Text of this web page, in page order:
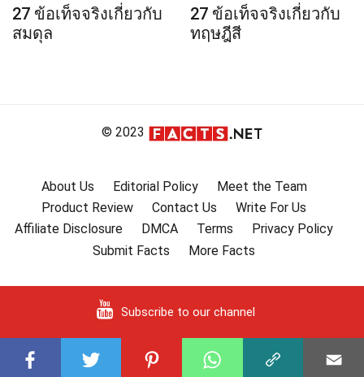
27 ข้อเท็จจริงเกี่ยวกับ
สมดุล
27 ข้อเท็จจริงเกี่ยวกับ
ทฤษฎีสี
© 2023
About Us Editorial Policy
Meet the Team
Product Review
Contact Us
Write For Us
Affiliate Disclosure
DMCA Terms
Privacy Policy
Submit Facts
More Facts
Subscribe to our channel